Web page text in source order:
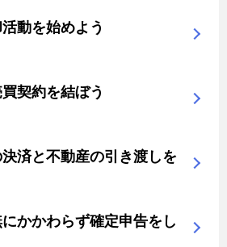
動を始めよう
契約を結ぼう
済と不動産の引き渡しを
かかわらず確定申告をし